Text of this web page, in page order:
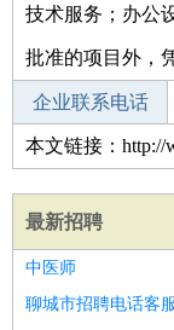
技术服务；办公
批准的项目外，
企业联系电话
本文链接：http://
最新招聘
中医师
聊城市招聘电话客